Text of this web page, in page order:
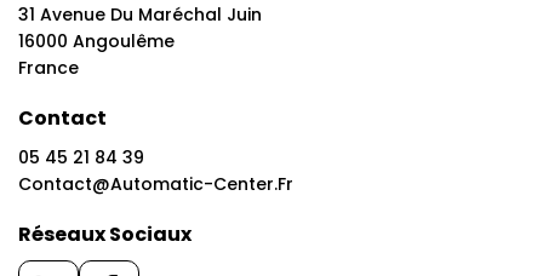
31 Avenue Du Maréchal Juin
16000 Angoulême
France
Contact
05 45 21 84 39
Contact@automatic-Center.fr
Réseaux Sociaux